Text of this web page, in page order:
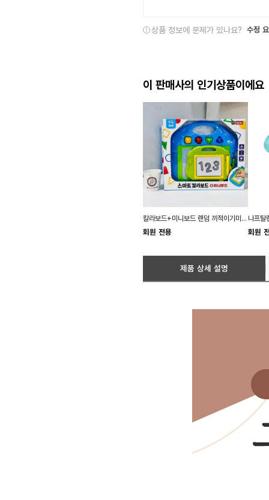
상품 정보에 문제가 있나요? 수정
이 판매사의 인기상품이에요
칼라보드+미니보드 랜덤 끼적이기미니보드 어린이그림패드 칼라칠판
회원 전용 회원
제품 상세 설명